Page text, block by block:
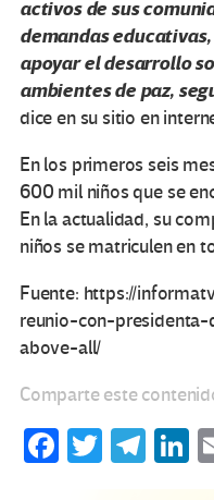
activos de sus
demandas
apoyar el desarrollo
ambientes de paz,
dice en su sitio en
En los primeros seis
600 mil niños que se
En la actualidad, su
niños se matriculen en
Fuente: https://
reunio-con-
above-all/
Comparte este
Fa T
Te Li